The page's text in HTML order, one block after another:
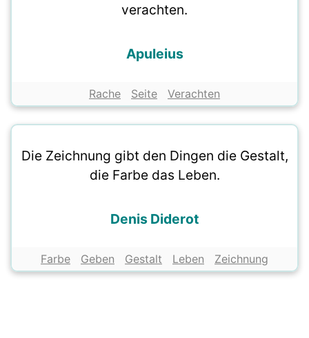
verachten.
Apuleius
Rache Seite Verachten
Die Zeichnung gibt den Dingen die Gestalt,
die Farbe das Leben.
Denis Diderot
Farbe Geben Gestalt Leben Zeichnung